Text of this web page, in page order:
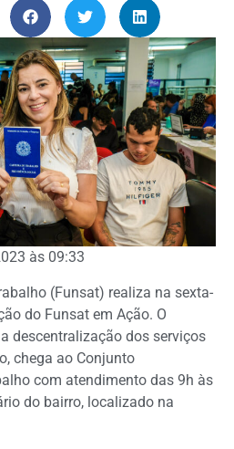
às 09:33
(Funsat) realiza na sexta-
do Funsat em Ação. O
descentralização dos serviços
chega ao Conjunto
com atendimento das 9h às
do bairro, localizado na